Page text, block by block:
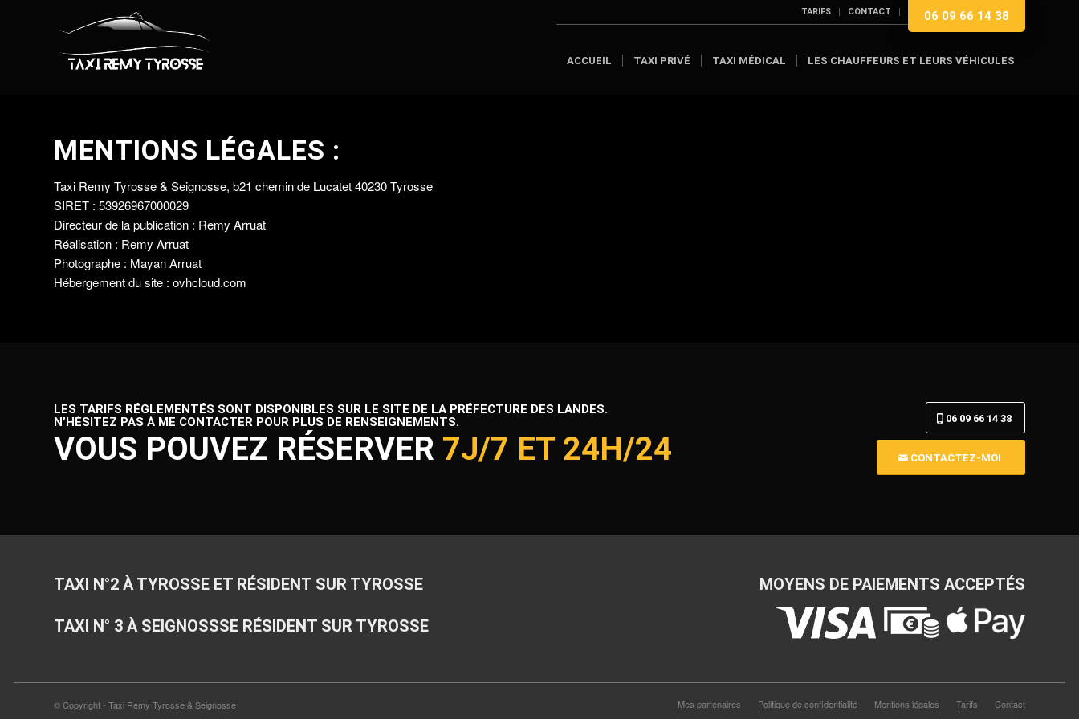
TARIFS CONTACT 06 09 66 14 38
ACCUEIL TAXI PRIVÉ TAXI MÉDICAL LES CHAUFFEURS ET LEURS VÉHICULES
MENTIONS LÉGALES :
Taxi Remy Tyrosse & Seignosse, b21 chemin de Lucatet 40230 Tyrosse
SIRET : 53926967000029
Directeur de la publication : Remy Arruat
Réalisation : Remy Arruat
Photographe : Mayan Arruat
Hébergement du site : ovhcloud.com
LES TARIFS RÉGLEMENTÉS SONT DISPONIBLES SUR LE SITE DE LA PRÉFECTURE DES LANDES.
N’HÉSITEZ PAS À ME CONTACTER POUR PLUS DE RENSEIGNEMENTS.
VOUS POUVEZ RÉSERVER 7J/7 ET 24H/24
06 09 66 14 38
CONTACTEZ-MOI
TAXI N°2 À TYROSSE ET RÉSIDENT SUR TYROSSE
TAXI N° 3 À SEIGNOSSSE RÉSIDENT SUR TYROSSE
MOYENS DE PAIEMENTS ACCEPTÉS
© Copyright - Taxi Remy Tyrosse & Seignosse Mes partenaires Politique de confidentialité Mentions légales Tarifs Contact